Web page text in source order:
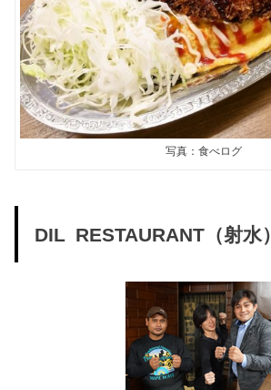
写真：食べログ
DIL RESTAURANT（射水）